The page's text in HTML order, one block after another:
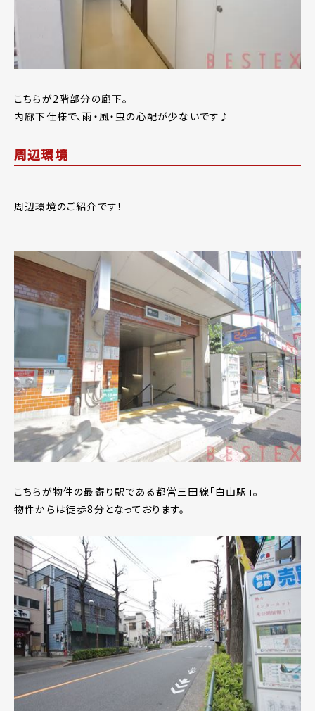
こちらが2階部分の廊下。
内廊下仕様で、雨・風・虫の心配が少ないです♪
周辺環境
周辺環境のご紹介です！
こちらが物件の最寄り駅である都営三田線「白山駅」。
物件からは徒歩8分となっております。